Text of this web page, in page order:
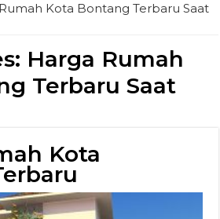
Kota Bontang Terbaru Saat
Harga Rumah
Terbaru Saat
Kota